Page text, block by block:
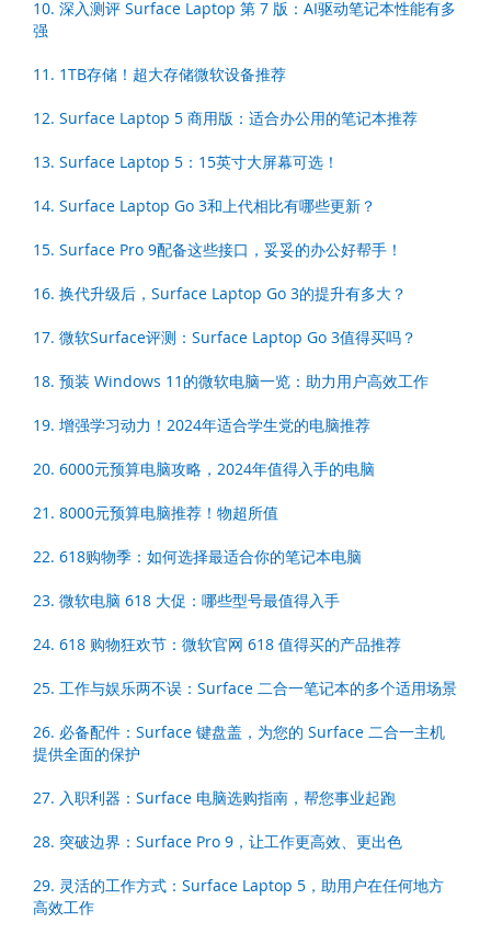
10. 深入测评 Surface Laptop 第 7 版：AI驱动笔记本性能有多
强
11. 1TB存储！超大存储微软设备推荐
12. Surface Laptop 5 商用版：适合办公用的笔记本推荐
13. Surface Laptop 5：15英寸大屏幕可选！
14. Surface Laptop Go 3和上代相比有哪些更新？
15. Surface Pro 9配备这些接口，妥妥的办公好帮手！
16. 换代升级后，Surface Laptop Go 3的提升有多大？
17. 微软Surface评测：Surface Laptop Go 3值得买吗？
18. 预装 Windows 11的微软电脑一览：助力用户高效工作
19. 增强学习动力！2024年适合学生党的电脑推荐
20. 6000元预算电脑攻略，2024年值得入手的电脑
21. 8000元预算电脑推荐！物超所值
22. 618购物季：如何选择最适合你的笔记本电脑
23. 微软电脑 618 大促：哪些型号最值得入手
24. 618 购物狂欢节：微软官网 618 值得买的产品推荐
25. 工作与娱乐两不误：Surface 二合一笔记本的多个适用场景
26. 必备配件：Surface 键盘盖，为您的 Surface 二合一主机
提供全面的保护
27. 入职利器：Surface 电脑选购指南，帮您事业起跑
28. 突破边界：Surface Pro 9，让工作更高效、更出色
29. 灵活的工作方式：Surface Laptop 5，助用户在任何地方
高效工作